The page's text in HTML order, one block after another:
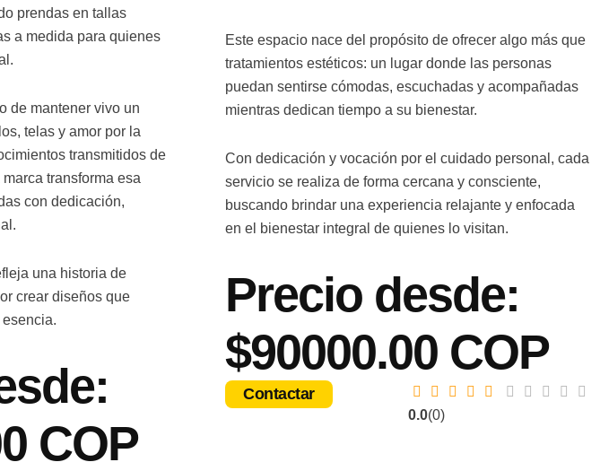
prendas en tallas
a medida para quienes
de mantener vivo un
telas y amor por la
transmitidos de
transforma esa
con dedicación,
una historia de
crear diseños que
COP
Este espacio nace del propósito de ofrecer algo más que
tratamientos estéticos: un lugar donde las personas
puedan sentirse cómodas, escuchadas y acompañadas
mientras dedican tiempo a su bienestar.
Con dedicación y vocación por el cuidado personal, cada
servicio se realiza de forma cercana y consciente,
buscando brindar una experiencia relajante y enfocada
en el bienestar integral de quienes lo visitan.
Precio desde:
$90000.00 COP
Contactar
0.0(0)